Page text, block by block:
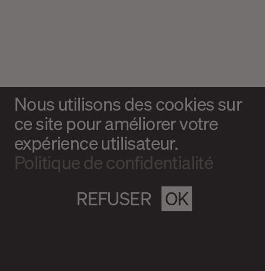
Nous utilisons des cookies sur
ce site pour améliorer votre
expérience utilisateur.
Politique de confidentialité
OK
REFUSER